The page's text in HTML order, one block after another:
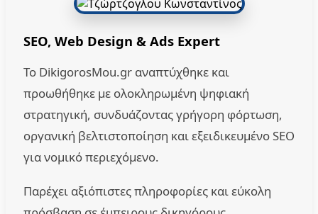
SEO, Web Design & Ads Expert
Το DikigorosMou.gr αναπτύχθηκε και
προωθήθηκε με ολοκληρωμένη ψηφιακή
στρατηγική, συνδυάζοντας γρήγορη φόρτωση,
οργανική βελτιστοποίηση και εξειδικευμένο SEO
για νομικό περιεχόμενο.
Παρέχει αξιόπιστες πληροφορίες και εύκολη